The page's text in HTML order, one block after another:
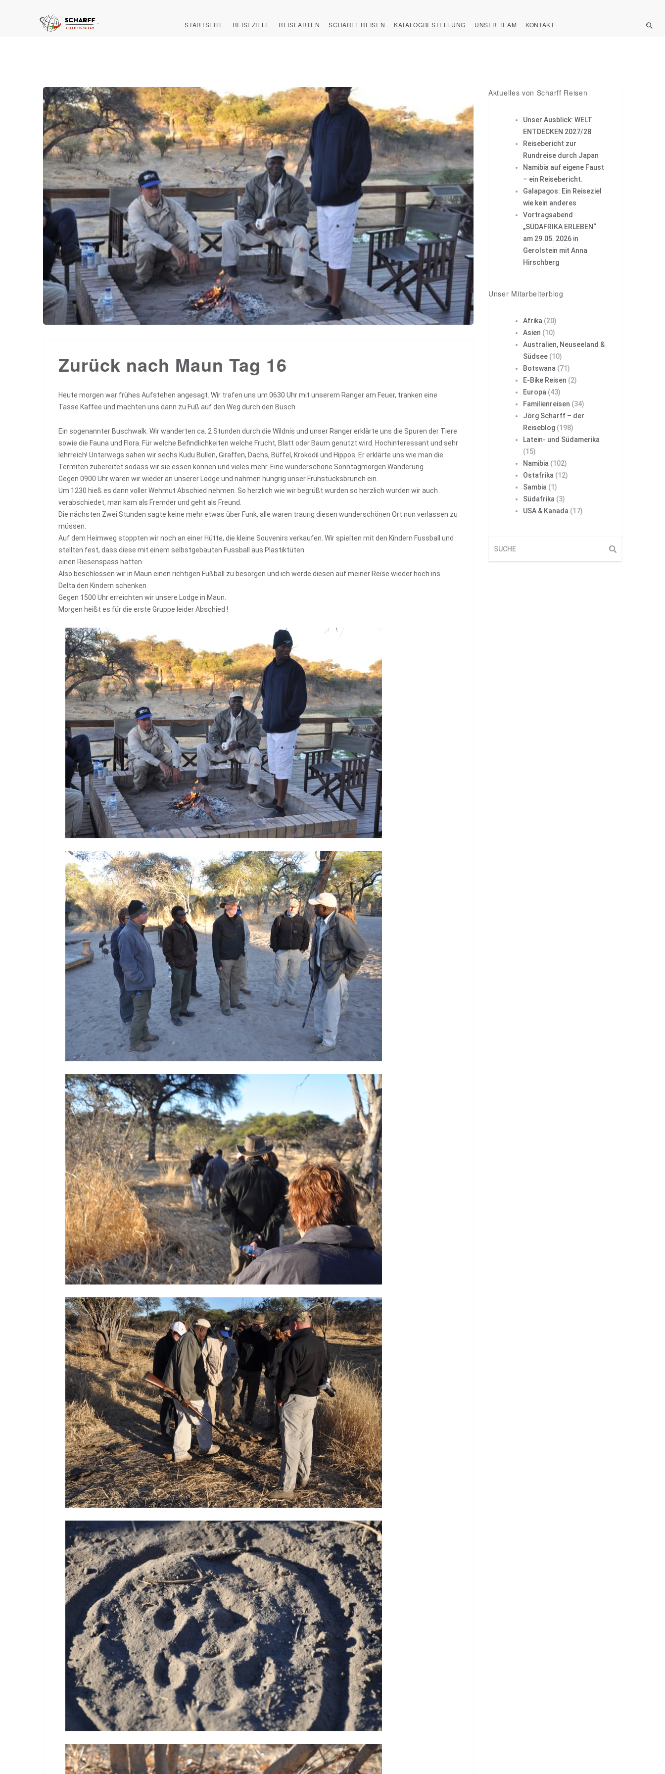
STARTSEITE REISEZIELE REISEARTEN SCHARFF REISEN KATALOGBESTELLUNG UNSER TEAM KONTAKT
Zurück nach Maun Tag 16
Heute morgen war frühes Aufstehen angesagt. Wir trafen uns um 0630 Uhr mit unserem Ranger am Feuer, tranken eine
Tasse Kaffee und machten uns dann zu Fuß auf den Weg durch den Busch.
Ein sogenannter Buschwalk. Wir wanderten ca. 2 Stunden durch die Wildnis und unser Ranger erklärte uns die Spuren der Tiere
sowie die Fauna und Flora. Für welche Befindlichkeiten welche Frucht, Blatt oder Baum genutzt wird. Hochinteressant und sehr
lehrreich! Unterwegs sahen wir sechs Kudu Bullen, Giraffen, Dachs, Büffel, Krokodil und Hippos. Er erklärte uns wie man die
Termiten zubereitet sodass wir sie essen können und vieles mehr. Eine wunderschöne Sonntagmorgen Wanderung.
Gegen 0900 Uhr waren wir wieder an unserer Lodge und nahmen hungrig unser Frühstücksbrunch ein.
Um 1230 hieß es dann voller Wehmut Abschied nehmen. So herzlich wie wir begrüßt wurden so herzlich wurden wir auch
verabschiedet, man kam als Fremder und geht als Freund.
Die nächsten Zwei Stunden sagte keine mehr etwas über Funk, alle waren traurig diesen wunderschönen Ort nun verlassen zu
müssen.
Auf dem Heimweg stoppten wir noch an einer Hütte, die kleine Souvenirs verkaufen. Wir spielten mit den Kindern Fussball und
stellten fest, dass diese mit einem selbstgebauten Fussball aus Plastiktüten
einen Riesenspass hatten.
Also beschlossen wir in Maun einen richtigen Fußball zu besorgen und ich werde diesen auf meiner Reise wieder hoch ins
Delta den Kindern schenken.
Gegen 1500 Uhr erreichten wir unsere Lodge in Maun.
Morgen heißt es für die erste Gruppe leider Abschied !
Aktuelles von Scharff Reisen
Unser Ausblick: WELT
ENTDECKEN 2027/28
Reisebericht zur
Rundreise durch Japan
Namibia auf eigene Faust
– ein Reisebericht.
Galapagos: Ein Reiseziel
wie kein anderes
Vortragsabend
„SÜDAFRIKA ERLEBEN“
am 29.05. 2026 in
Gerolstein mit Anna
Hirschberg
Unser Mitarbeiterblog
Afrika (20)
Asien (10)
Australien, Neuseeland &
Südsee (10)
Botswana (71)
E-Bike Reisen (2)
Europa (43)
Familienreisen (34)
Jörg Scharff – der
Reiseblog (198)
Latein- und Südamerika
(15)
Namibia (102)
Ostafrika (12)
Sambia (1)
Südafrika (3)
USA & Kanada (17)